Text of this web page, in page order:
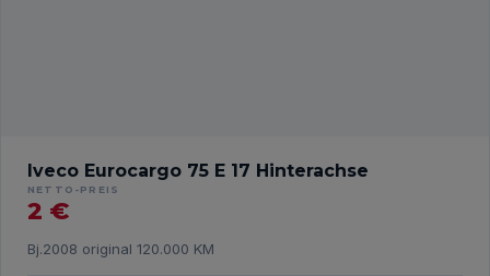
Iveco Eurocargo 75 E 17 Hinterachse
NETTO-PREIS
2 €
Bj.2008 original 120.000 KM